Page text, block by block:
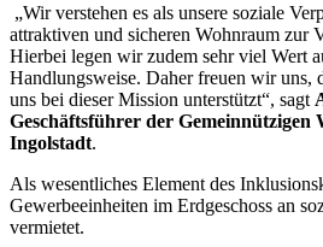
„Wir verstehen es als unsere soziale
attraktiven und sicheren Wohnraum zur
Hierbei legen wir zudem sehr viel Wert
Handlungsweise. Daher freuen wir uns,
uns bei dieser Mission unterstützt“, sagt
Geschäftsführer der Gemeinnützigen
Ingolstadt.
Als wesentliches Element des
Gewerbeeinheiten im Erdgeschoss an
vermietet.